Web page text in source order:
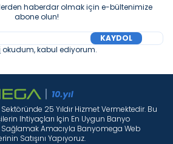
haberdar olmak için e-bültenimize
abone olun!
KAYDOL
okudum, kabul ediyorum.
25 Yıldır Hizmet Vermektedir. Bu
Ihtiyaçları Için En Uygun Banyo
Sağlamak Amacıyla Banyomega Web
Satışını Yapıyoruz.